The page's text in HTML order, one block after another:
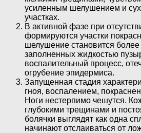
усиленным шелушением и
участках.
В активной фазе при
формируются участки
шелушение становится
заполненных жидкостью
воспалительный процесс,
огрубение эпидермиса.
Запущенная стадия
гноя, воспалением,
Ноги нестерпимо чешутся.
глубокими трещинами и
болячки выглядят как одна
начинают отслаиваться от